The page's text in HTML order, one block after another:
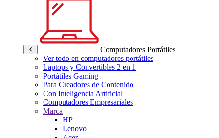
Computadores Portátiles
Ver todo en computadores portátiles
Laptops y Convertibles 2 en 1
Portátiles Gaming
Para Creadores de Contenido
Con Inteligencia Artificial
Computadores Empresariales
Marca
HP
Lenovo